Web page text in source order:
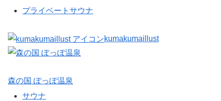
プライベートサウナ
kumakumaillust
森の国 ぽっぽ温泉
サウナ